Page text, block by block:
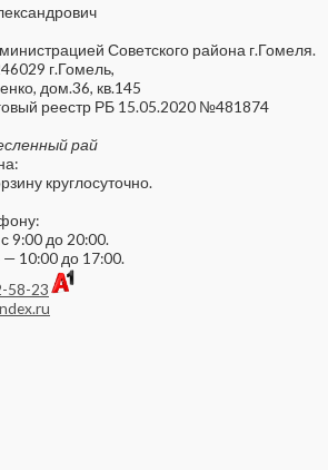
Советского района г.Гомеля.
г.Гомель,
дом.36, кв.145
реестр РБ 15.05.2020 №481874
рай
круглосуточно.
9:00 до 20:00.
10:00 до 17:00.
58-23